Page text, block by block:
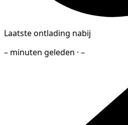
Laatste ontlading nabij
– minuten geleden · –